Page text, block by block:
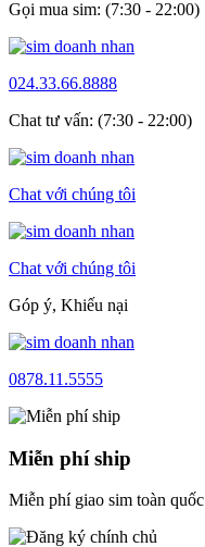
Gọi mua sim: (7:30 - 22:00)
024.33.66.8888
Chat tư vấn: (7:30 - 22:00)
Chat với chúng tôi
Chat với chúng tôi
Góp ý, Khiếu nại
0878.11.5555
Miễn phí ship
Miễn phí giao sim toàn quốc